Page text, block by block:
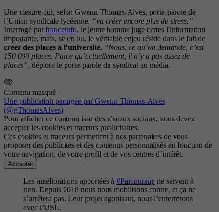
Une mesure qui, selon Gwenn Thomas-Alves, porte-parole de
l’Union syndicale lycéenne, “va créer encore plus de stress.”
Interrogé par franceinfo, le jeune homme juge certes l'information
importante, mais, selon lui, le véritable enjeu réside dans le fait de
créer des places à l’université. “Nous, ce qu’on demande, c’est
150 000 places. Parce qu’actuellement, il n’y a pas assez de
places”, déplore le porte-parole du syndicat au média.
Contenu masqué
Une publication partagée par Gwenn Thomas-Alves
(@gThomasAlves)
Pour afficher ce contenu issu des réseaux sociaux, vous devez
accepter les cookies et traceurs publicitaires.
Ces cookies et traceurs permettent à nos partenaires de vous
proposer des publicités et des contenus personnalisés en fonction de
votre navigation, de votre profil et de vos centres d’intérêt.
Accepter
Les améliorations apportées à #Parcoursup ne servent à
rien. Depuis 2018 nous nous mobilisons contre, et ça ne
s’arrêtera pas. Leur projet agonisant, nous l’enterrerons
avec l’USL.